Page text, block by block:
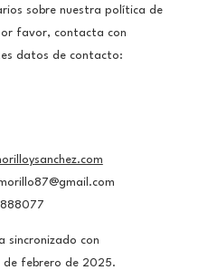
sobre nuestra política de
favor, contacta con
datos de contacto:
gmail.com
sincronizado con
de febrero de 2025.